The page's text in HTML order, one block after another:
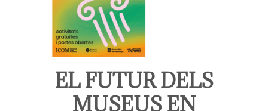
EL FUTUR DELS
MUSEUS EN